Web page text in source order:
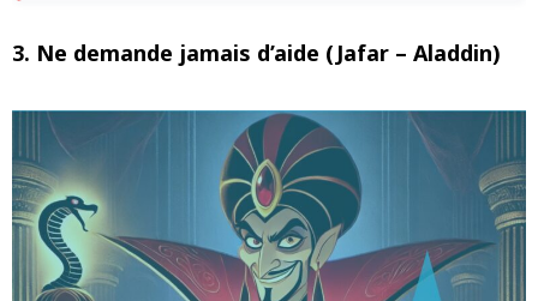
3. Ne demande jamais d’aide (Jafar – Aladdin)